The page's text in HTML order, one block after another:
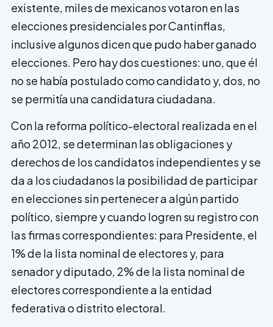
existente, miles de mexicanos votaron en las
elecciones presidenciales por Cantinflas,
inclusive algunos dicen que pudo haber ganado
elecciones. Pero hay dos cuestiones: uno, que él
no se había postulado como candidato y, dos, no
se permitía una candidatura ciudadana.
Con la reforma político-electoral realizada en el
año 2012, se determinan las obligaciones y
derechos de los candidatos independientes y se
da a los ciudadanos la posibilidad de participar
en elecciones sin pertenecer a algún partido
político, siempre y cuando logren su registro con
las firmas correspondientes: para Presidente, el
1% de la lista nominal de electores y, para
senador y diputado, 2% de la lista nominal de
electores correspondiente a la entidad
federativa o distrito electoral.